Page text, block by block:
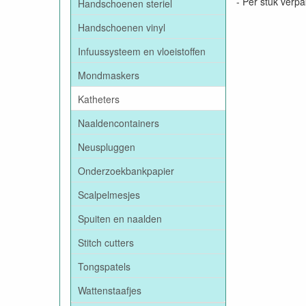
Handschoenen steriel
Handschoenen vinyl
Infuussysteem en vloeistoffen
Mondmaskers
Katheters
Naaldencontainers
Neuspluggen
Onderzoekbankpapier
Scalpelmesjes
Spuiten en naalden
Stitch cutters
Tongspatels
Wattenstaafjes